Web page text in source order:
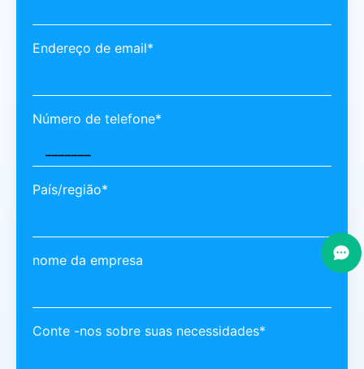
Endereço de email*
Número de telefone*
País/região*
nome da empresa
Conte -nos sobre suas necessidades*